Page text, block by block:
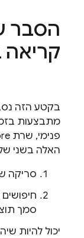
הסבר
קריאה
בקטע הזה
מתבצעות
פנימי, שרת
האלה בשני
סריקה
סמך
יכול להיות